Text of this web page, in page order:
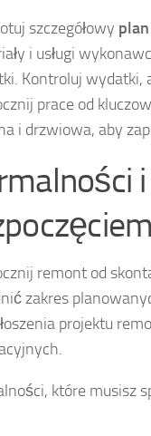
szczegółowy plan
i usługi
Kontroluj wydatki,
prace od
i drzwiowa, aby
remont od
zakres
projektu
które musisz